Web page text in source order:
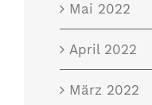
Mai 2022
April 2022
März 2022